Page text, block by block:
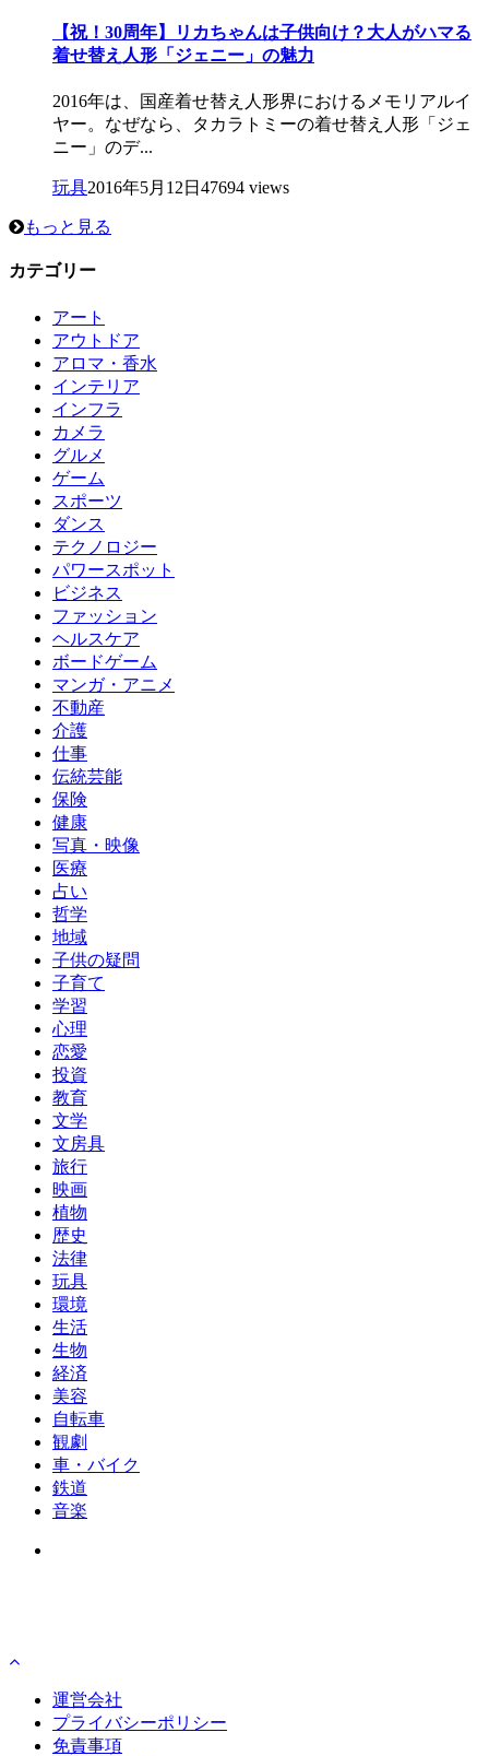
【祝！30周年】リカちゃんは子供向け？大人がハマる
着せ替え人形「ジェニー」の魅力
2016年は、国産着せ替え人形界におけるメモリアルイ
ヤー。なぜなら、タカラトミーの着せ替え人形「ジェ
ニー」のデ...
玩具2016年5月12日 47694 views
もっと見る
カテゴリー
アート
アウトドア
アロマ・香水
インテリア
インフラ
カメラ
グルメ
ゲーム
スポーツ
ダンス
テクノロジー
パワースポット
ビジネス
ファッション
ヘルスケア
ボードゲーム
マンガ・アニメ
不動産
介護
仕事
伝統芸能
保険
健康
写真・映像
医療
占い
哲学
地域
子供の疑問
子育て
学習
心理
恋愛
投資
教育
文学
文房具
旅行
映画
植物
歴史
法律
玩具
環境
生活
生物
経済
美容
自転車
観劇
車・バイク
鉄道
音楽
運営会社
プライバシーポリシー
免責事項